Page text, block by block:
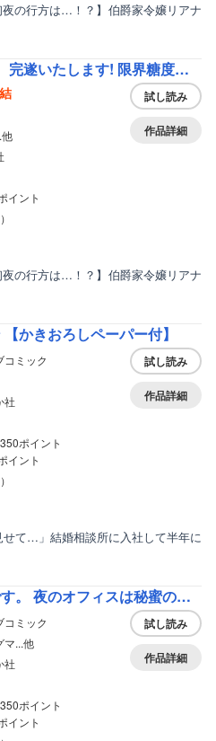
夜の行方は…！？】伯爵家令嬢リアナ
【合本版】3年ごしの初夜、完遂いたします! 限界糖度のジレ甘婚
イント
）
試し読み
作品詳細
夜の行方は…！？】伯爵家令嬢リアナ
かきおろしペーパー付】
コミック
社
ポイント
イント
）
試し読み
作品詳細
せて…」結婚相談所に入社して半年に
ここからは私たちの時間です。 夜のオフィスは秘蜜の帳 （3）
コミック
マ...他
社
ポイント
イント
試し読み
作品詳細